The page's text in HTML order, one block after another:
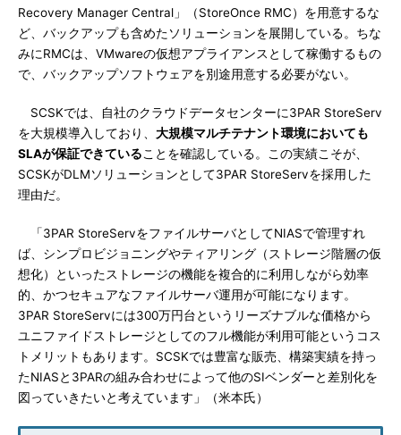
Recovery Manager Central」（StoreOnce RMC）を用意するな
ど、バックアップも含めたソリューションを展開している。ちな
みにRMCは、VMwareの仮想アプライアンスとして稼働するもの
で、バックアップソフトウェアを別途用意する必要がない。
SCSKでは、自社のクラウドデータセンターに3PAR StoreServ
を大規模導入しており、 大規模マルチテナント環境においても
SLAが保証できていることを確認している。この実績こそが、
SCSKがDLMソリューションとして3PAR StoreServを採用した
理由だ。
「3PAR StoreServをファイルサーバとしてNIASで管理すれ
ば、シンプロビジョニングやティアリング（ストレージ階層の仮
想化）といったストレージの機能を複合的に利用しながら効率
的、かつセキュアなファイルサーバ運用が可能になります。
3PAR StoreServには300万円台というリーズナブルな価格から
ユニファイドストレージとしてのフル機能が利用可能というコス
トメリットもあります。SCSKでは豊富な販売、構築実績を持っ
たNIASと3PARの組み合わせによって他のSIベンダーと差別化を
図っていきたいと考えています」（米本氏）